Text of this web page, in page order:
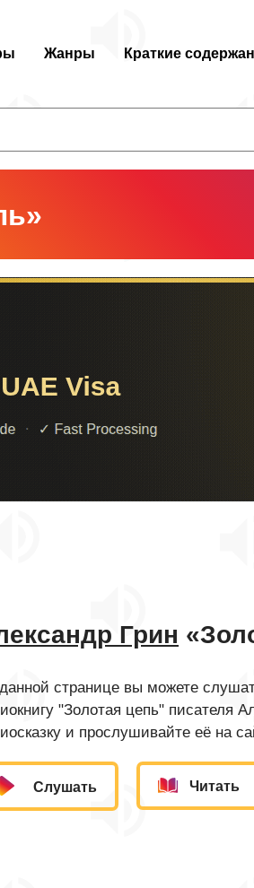
Жанры Краткие
Грин
странице вы можете
"Золотая цепь" писателя
и прослушивайте её на
Слушать Читать